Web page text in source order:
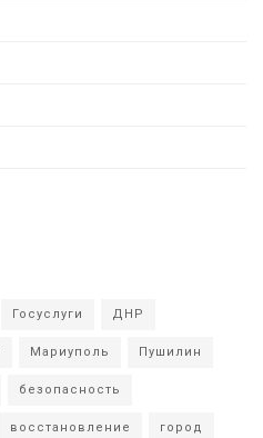
Госуслуги ДНР
Мариуполь Пушилин
безопасность
восстановление город